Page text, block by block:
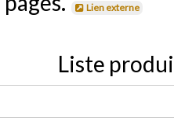
Lien externe
Liste